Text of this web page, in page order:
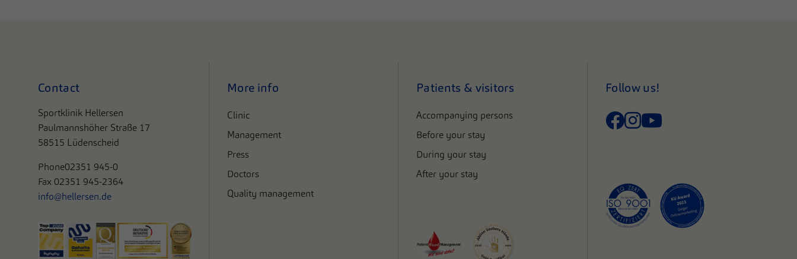
Contact
Sportklinik Hellersen
Paulmannshöher Straße 17
58515 Lüdenscheid
Phone02351 945-0
Fax 02351 945-2364
info@hellersen.de
More info
Clinic
Management
Press
Doctors
Quality management
Patients & visitors
Accompanying persons
Before your stay
During your stay
After your stay
Follow us!